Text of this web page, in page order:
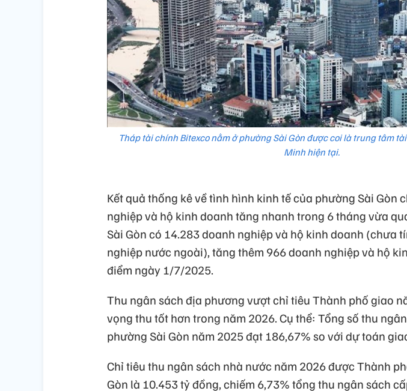
Tháp tài chính Bitexco nằm ở phường Sài Gòn được coi là trung tâm
Minh hiện tại.
Kết quả thống kê về tình hình kinh tế của phường Sài Gòn
nghiệp và hộ kinh doanh tăng nhanh trong 6 tháng vừa
Sài Gòn có 14.283 doanh nghiệp và hộ kinh doanh (chưa
nghiệp nước ngoài), tăng thêm 966 doanh nghiệp và hộ
điểm ngày 1/7/2025.
Thu ngân sách địa phương vượt chỉ tiêu Thành phố giao
vọng thu tốt hơn trong năm 2026. Cụ thể: Tổng số thu
phường Sài Gòn năm 2025 đạt 186,67% so với dự toán
Chỉ tiêu thu ngân sách nhà nước năm 2026 được Thành
Gòn là 10.453 tỷ đồng, chiếm 6,73% tổng thu ngân sách